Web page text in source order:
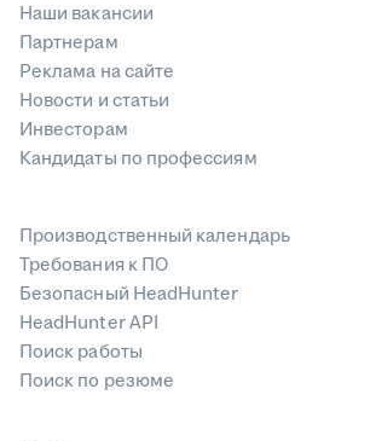
Наши вакансии
Партнерам
Реклама на сайте
Новости и статьи
Инвесторам
Кандидаты по профессиям
Производственный календарь
Требования к ПО
Безопасный HeadHunter
HeadHunter API
Поиск работы
Поиск по резюме